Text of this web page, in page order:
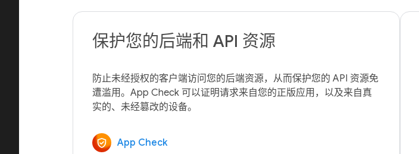
保护您的后端和 API 资源
防止未经授权的客户端访问您的后端资源，从而保护您的 API 资源免
遭滥用。App Check 可以证明请求来自您的正版应用，以及来自真
App Check